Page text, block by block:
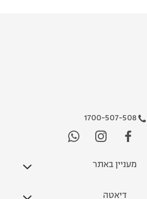
1700-507-508
מעניין באתר
דיאטה